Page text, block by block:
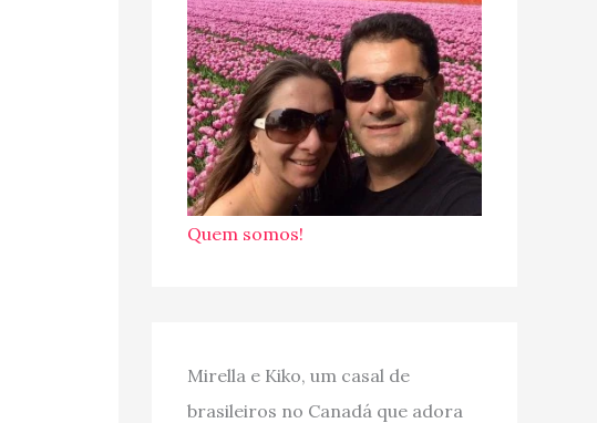
Quem somos!
Mirella e Kiko, um casal de
brasileiros no Canadá que adora